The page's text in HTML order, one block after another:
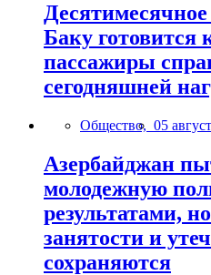
Баку готовится
пассажиры
сегодняшней
Общество, 05
Азербайджан
молодежную
результатами,
занятости и
сохраняются